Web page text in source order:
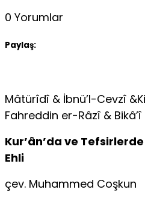
0 Yorumlar
Paylaş:
Mâtürîdî & İbnü’l-Cevzî
Fahreddin er-Râzî &
Kur’ân’da ve
Ehli
çev. Muhammed Coşkun